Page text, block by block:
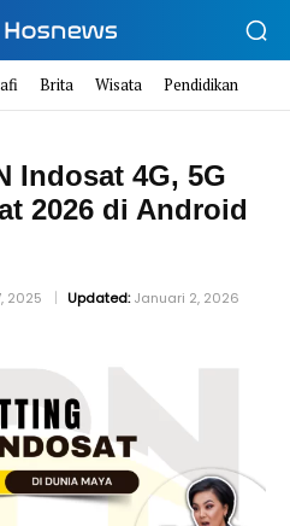
Brita Wisata Pendidikan
Indosat 4G, 5G
2026 di Android
2025 Updated: Januari 2, 2026